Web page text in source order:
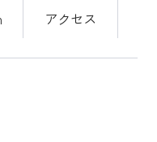
アクセス